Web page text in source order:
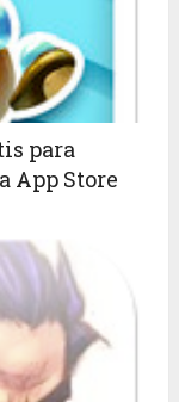
para
App Store